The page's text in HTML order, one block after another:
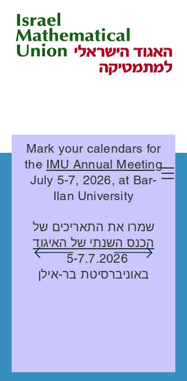
Mark your calendars for
the IMU Annual Meeting
July 5-7, 2026, at Bar-
Ilan University
שמרו את התאריכים של
הכנס השנתי של האיגוד
5-7.7.2026
באוניברסיטת בר-אילן